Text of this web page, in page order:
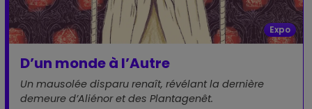
Expo
D’un monde à l’Autre
Un mausolée disparu renaît, révélant la dernière
demeure d’Aliénor et des Plantagenêt.